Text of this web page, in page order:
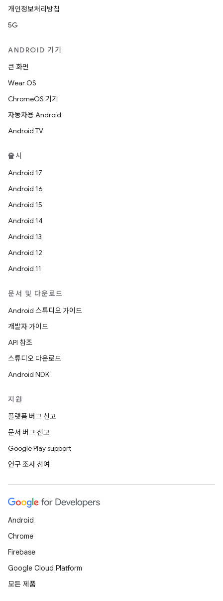
개인정보처리방침
5G
ANDROID 기기
큰 화면
Wear OS
ChromeOS 기기
자동차용 Android
Android TV
출시
Android 17
Android 16
Android 15
Android 14
Android 13
Android 12
Android 11
문서 및 다운로드
Android 스튜디오 가이드
개발자 가이드
API 참조
스튜디오 다운로드
Android NDK
지원
플랫폼 버그 신고
문서 버그 신고
Google Play support
연구 조사 참여
Android
Chrome
Firebase
Google Cloud Platform
모든 제품